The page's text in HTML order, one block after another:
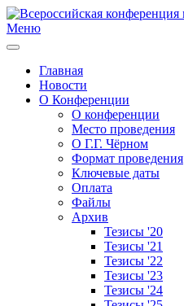
Меню
Главная
Новости
О Конференции
О конференции
Место проведения
О Г.Г. Чёрном
Формат проведения
Ключевые даты
Оплата
Файлы
Архив
Тезисы '20
Тезисы '21
Тезисы '22
Тезисы '23
Тезисы '24